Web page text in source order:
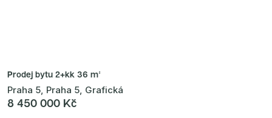
Prodej bytu 2+kk 36 m²
Praha 5, Praha 5, Grafická
8 450 000 Kč